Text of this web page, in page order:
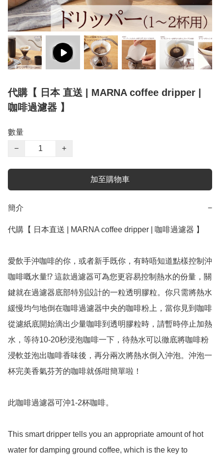
代購【 日本 直送 | MARNA coffee dripper |
咖啡過濾器 】
數量
−
+
加至購物車
簡介 −
代購【 日本直送 | MARNA coffee dripper | 咖啡過濾器 】﻿
愛飲手沖咖啡的你，或者新手既你，有時唔知道點樣控制沖
咖啡嘅水量⁉️ 這款過濾器可為您更容易控制熱水的份量，關
鍵就在過濾器底部特別設計的一粒透明膠粒。你只需將熱水
緩慢均勻地倒在咖啡過濾器中央的咖啡粉上，當你見到咖啡
從濾紙底開始滴出少量咖啡到透明膠粒時，請暫時停止加熱
水，等待10-20秒浸泡咖啡一下，待熱水可以徹底將咖啡粉
浸軟並泡出咖啡香味後，再分兩次將熱水倒入沖泡。沖泡一
杯完美香氣芬芳的咖啡就係咁簡單啦！
此咖啡過濾器可沖1-2杯咖啡。
This smart dripper tells you an appropriate amount of hot
water for damping ground coffee, which is the key to